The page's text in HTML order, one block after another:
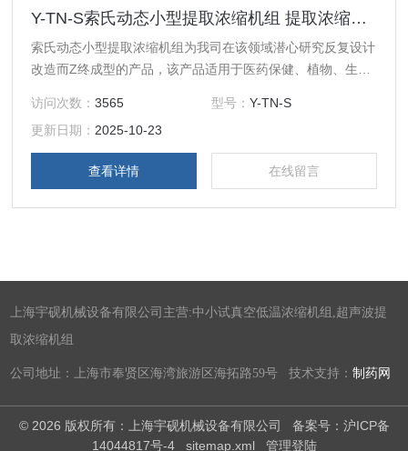
Y-TN-S索氏动态小型提取浓缩机组 提取浓缩设备
索氏动态小型提取浓缩机组为我司在该领域潜心研究反复设计
改造而Z终成型的产品，该产品适用于医药保健、植物、生物
浸、温浸、热回流强制循坏、渗透、植物精油、芳香油成分的
提取浓缩及有机溶剂的回收浓缩等多种工艺，符合GMP医药
标准，Y-TN-S系列索氏提取浓缩机组容量为：5、10、20、
30 、50 、100 、200、300、500L等。
访问次数：3565 型号： Y-TN-S
更新日期： 2025-10-23
查看详情 在线留言
上海宇砚机械设备有限公司主营:中小试真空低温浓缩机组,超声波提
取浓缩机组
公司地址：上海市奉贤区海湾旅游区海拓路59号 技术支持：制药网
© 2026 版权所有：上海宇砚机械设备有限公司 备案号：沪ICP备
14044817号-4
sitemap.xml 管理登陆